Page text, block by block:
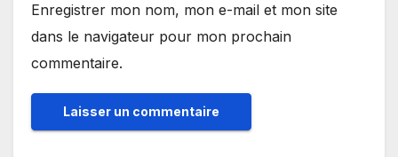
Enregistrer mon nom, mon e-mail et mon site
dans le navigateur pour mon prochain
commentaire.